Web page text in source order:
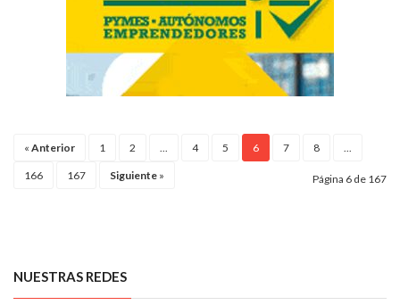
« Anterior 1 2 ... 4 5 6 7 8 ...
166 167 Siguiente » Página 6 de 167
NUESTRAS REDES